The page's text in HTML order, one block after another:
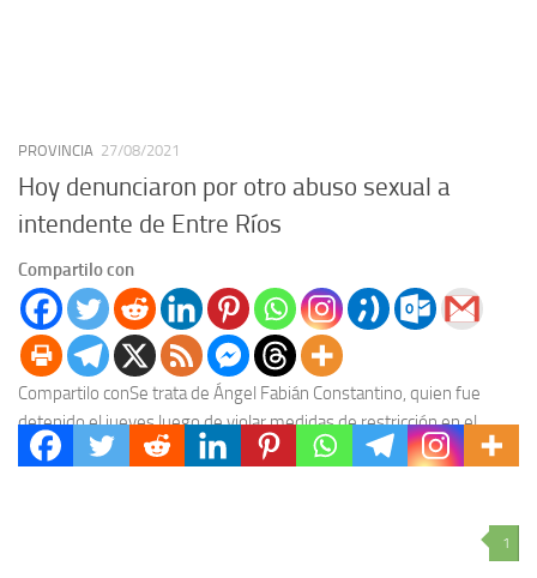
PROVINCIA 27/08/2021
Hoy denunciaron por otro abuso sexual a
intendente de Entre Ríos
Compartilo con
Compartilo conSe trata de Ángel Fabián Constantino, quien fue
detenido el jueves luego de violar medidas de restricción en el
marco de dos investigaciones por...
1